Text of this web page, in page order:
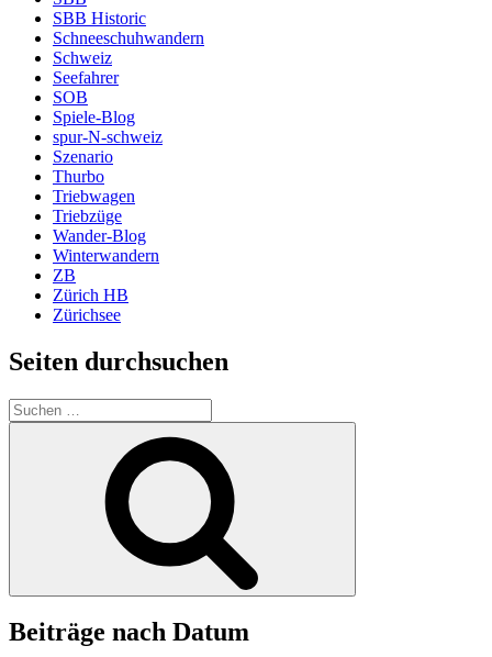
SBB Historic
Schneeschuhwandern
Schweiz
Seefahrer
SOB
Spiele-Blog
spur-N-schweiz
Szenario
Thurbo
Triebwagen
Triebzüge
Wander-Blog
Winterwandern
ZB
Zürich HB
Zürichsee
Seiten durchsuchen
Suchen
nach:
Beiträge nach Datum